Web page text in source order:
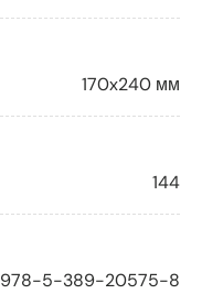
170x240 мм
144
978-5-389-20575-8